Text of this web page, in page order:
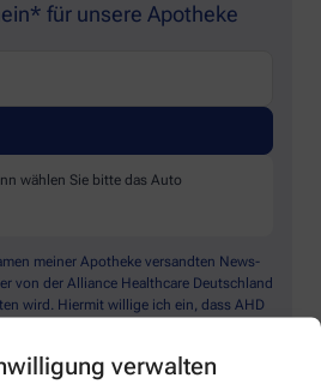
verwalten
für unsere Apotheke
wählen Sie bitte das Auto
meiner Apotheke versandten News-
von der Alliance Healthcare Deutschland
wird. Hiermit willige ich ein, dass AHD
Emarsys ein. Die Einwilligung